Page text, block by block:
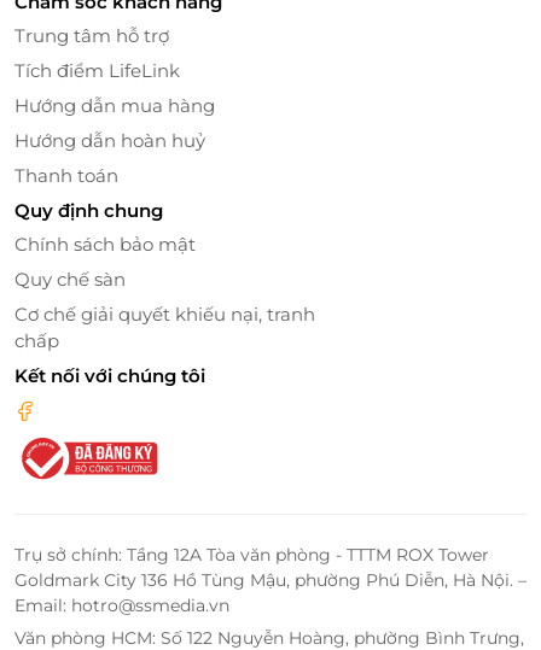
Trung tâm hỗ trợ
Tích điểm LifeLink
Hướng dẫn mua hàng
Hướng dẫn hoàn huỷ
Thanh toán
Quy định chung
Chính sách bảo mật
Quy chế sàn
Cơ chế giải quyết khiếu nại, tranh
chấp
Kết nối với chúng tôi
Trụ sở chính: Tầng 12A Tòa văn phòng - TTTM ROX Tower
Goldmark City 136 Hồ Tùng Mậu, phường Phú Diễn, Hà Nội. –
Email: hotro@ssmedia.vn
Văn phòng HCM: Số 122 Nguyễn Hoàng, phường Bình Trưng,